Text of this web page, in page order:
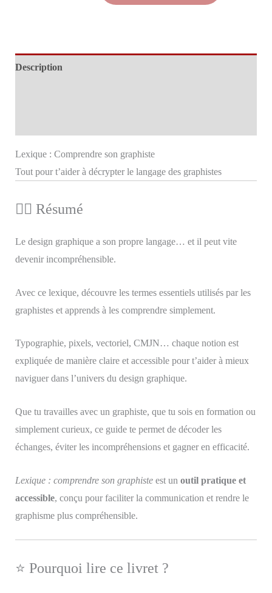
Comprendre
son
Description
Lexique : Comprendre son graphiste
Tout pour t’aider à décrypter le langage des graphistes
🕵️‍♀️ Résumé
Le design graphique a son propre langage… et il peut vite
devenir incompréhensible.
Avec ce lexique, découvre les termes essentiels utilisés par les
graphistes et apprends à les comprendre simplement.
Typographie, pixels, vectoriel, CMJN… chaque notion est
expliquée de manière claire et accessible pour t’aider à mieux
naviguer dans l’univers du design graphique.
Que tu travailles avec un graphiste, que tu sois en formation ou
simplement curieux, ce guide te permet de décoder les
échanges, éviter les incompréhensions et gagner en efficacité.
Lexique : comprendre son graphisteest un outil pratique et
accessible, conçu pour faciliter la communication et rendre le
graphisme plus compréhensible.
⭐ Pourquoi lire ce livret ?